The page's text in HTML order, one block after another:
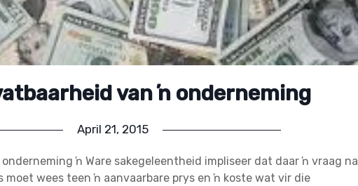
van ŉ onderneming
April 21, 2015
ŉ Ware sakegeleentheid impliseer dat daar ŉ vraag na
moet wees teen ŉ aanvaarbare prys en ŉ koste wat vir die